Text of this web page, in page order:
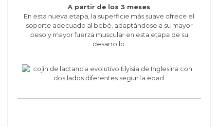
A partir de los 3 meses
En esta nueva etapa, la superficie más suave ofrece el
soporte adecuado al bebé, adaptándose a su mayor
peso y mayor fuerza muscular en esta etapa de su
desarrollo.